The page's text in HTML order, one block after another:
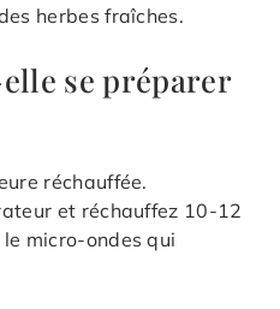
herbes fraîches.
se préparer
réchauffée.
et réchauffez 10-12
micro-ondes qui